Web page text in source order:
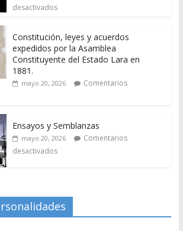
desactivados
Constitución, leyes y acuerdos
expedidos por la Asamblea
Constituyente del Estado Lara en
1881.
mayo 20, 2026
Comentarios
Ensayos y Semblanzas
mayo 20, 2026
Comentarios
desactivados